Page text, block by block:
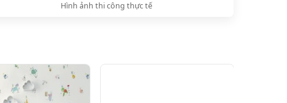
Hình ảnh thi công thực tế